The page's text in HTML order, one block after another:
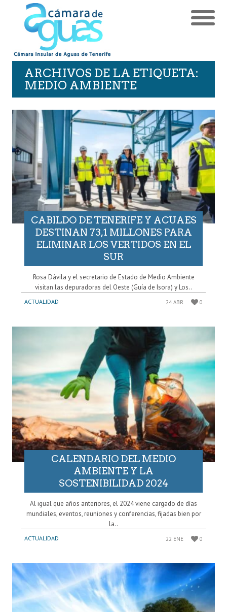
ARCHIVOS DE LA ETIQUETA:
MEDIO AMBIENTE
CABILDO DE TENERIFE Y ACUAES
DESTINAN 73,1 MILLONES PARA
ELIMINAR LOS VERTIDOS EN EL
SUR
Rosa Dávila y el secretario de Estado de Medio Ambiente
visitan las depuradoras del Oeste (Guía de Isora) y Los..
ACTUALIDAD 24 ABR 0
CALENDARIO DEL MEDIO
AMBIENTE Y LA
SOSTENIBILIDAD 2024
Al igual que años anteriores, el 2024 viene cargado de días
mundiales, eventos, reuniones y conferencias, fijadas bien por
la..
ACTUALIDAD 22 ENE 0